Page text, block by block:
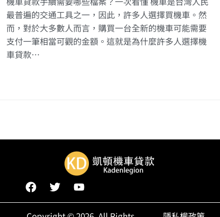
最普遍的交通工具之一，因此，許多人選擇買機車。然
而，對於大多數人而言，購買一台全新的機車可能需要
支付一筆相當可觀的金額。這就是為什麼許多人選擇機
車貸款…